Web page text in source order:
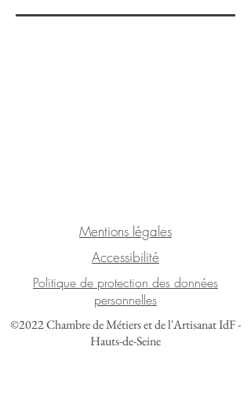
Mentions légales
Accessibilité
Politique de protection des données
personnelles
©2022 Chambre de Métiers et de l'Artisanat IdF -
Hauts-de-Seine